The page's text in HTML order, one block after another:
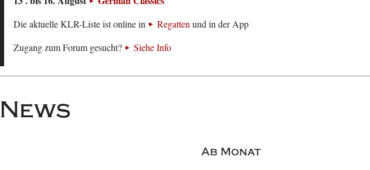
Die aktuelle KLR-Liste ist online in Regattenund in der App
Zugang zum Forum gesucht?
Siehe Info
News
Ab Monat